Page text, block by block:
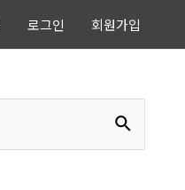
로그인 회원가입